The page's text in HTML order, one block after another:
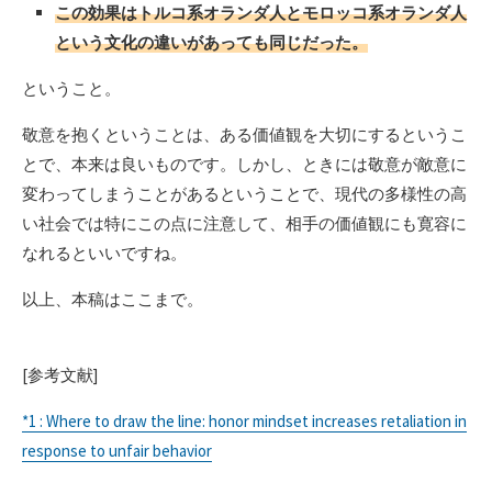
この効果はトルコ系オランダ人とモロッコ系オランダ人
という文化の違いがあっても同じだった。
ということ。
敬意を抱くということは、ある価値観を大切にするというこ
とで、本来は良いものです。しかし、ときには敬意が敵意に
変わってしまうことがあるということで、現代の多様性の高
い社会では特にこの点に注意して、相手の価値観にも寛容に
なれるといいですね。
以上、本稿はここまで。
[参考文献]
*1 : Where to draw the line: honor mindset increases retaliation in
response to unfair behavior